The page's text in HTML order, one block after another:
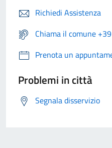
Richiedi Assistenza
Chiama il comune
Prenota un
Problemi in città
Segnala disservizio